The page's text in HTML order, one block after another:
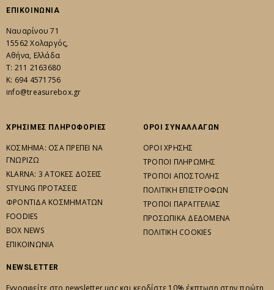
ΕΠΙΚΟΙΝΩΝΙΑ
Ναυαρίνου 71
15562 Χολαργός,
Αθήνα, Ελλάδα
Τ: 211 2163680
K: 694 4571756
info@treasurebox.gr
ΧΡΗΣΙΜΕΣ ΠΛΗΡΟΦΟΡΙΕΣ
ΚΟΣΜΗΜΑ: ΟΣΑ ΠΡΕΠΕΙ ΝΑ
ΓΝΩΡΙΖΩ
KLARNA: 3 ΑΤΟΚΕΣ ΔΟΣΕΙΣ
STYLING ΠΡΟΤΑΣΕΙΣ
ΦΡΟΝΤΙΔΑ ΚΟΣΜΗΜΑΤΩΝ
FOODIES
BOX NEWS
ΕΠΙΚΟΙΝΩΝΙΑ
ΟΡΟΙ ΣΥΝΑΛΛΑΓΩΝ
ΟΡΟΙ ΧΡΗΣΗΣ
ΤΡΟΠΟΙ ΠΛΗΡΩΜΗΣ
ΤΡΟΠΟΙ ΑΠΟΣΤΟΛΗΣ
ΠΟΛΙΤΙΚΗ ΕΠΙΣΤΡΟΦΩΝ
ΤΡΟΠΟΙ ΠΑΡΑΓΓΕΛΙΑΣ
ΠΡΟΣΩΠΙΚΑ ΔΕΔΟΜΕΝΑ
ΠΟΛΙΤΙΚΗ COOKIES
NEWSLETTER
Εγγραφείτε στο newsletter μας και κερδίστε 10% έκπτωση στην πρώτη